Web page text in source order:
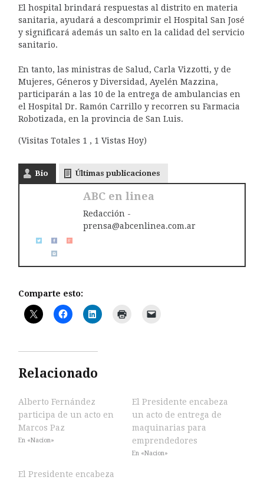
El hospital brindará respuestas al distrito en materia
sanitaria, ayudará a descomprimir el Hospital San José
y significará además un salto en la calidad del servicio
sanitario.
En tanto, las ministras de Salud, Carla Vizzotti, y de
Mujeres, Géneros y Diversidad, Ayelén Mazzina,
participarán a las 10 de la entrega de ambulancias en
el Hospital Dr. Ramón Carrillo y recorren su Farmacia
Robotizada, en la provincia de San Luis.
(Visitas Totales 1 , 1 Vistas Hoy)
Bio Últimas publicaciones
ABC en linea
Redacción -
prensa@abcenlinea.com.ar
Comparte esto:
Relacionado
Alberto Fernández
participa de un acto en
Marcos Paz
En «Nacion»
El Presidente encabeza
un acto de entrega de
maquinarias para
emprendedores
En «Nacion»
El Presidente encabeza